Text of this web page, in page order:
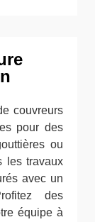
couvreurs
pour des
ou
les travaux
avec un
des
équipe à